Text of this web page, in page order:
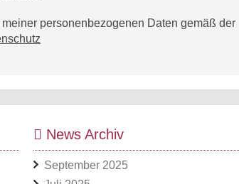
personenbezogenen Daten gemäß der
News Archiv
September 2025